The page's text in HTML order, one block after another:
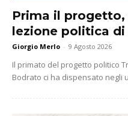
Prima il
lezione politica
Giorgio Merlo - 9 Agosto 2026
Il primato del progetto politico
Bodrato ci ha dispensato negli